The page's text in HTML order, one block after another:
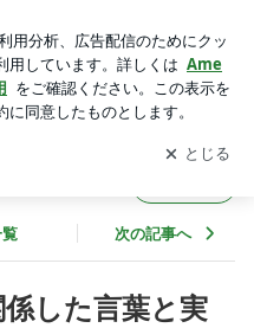
更新通知
を受け取りまし
開く
次の記事へ
した言葉と実